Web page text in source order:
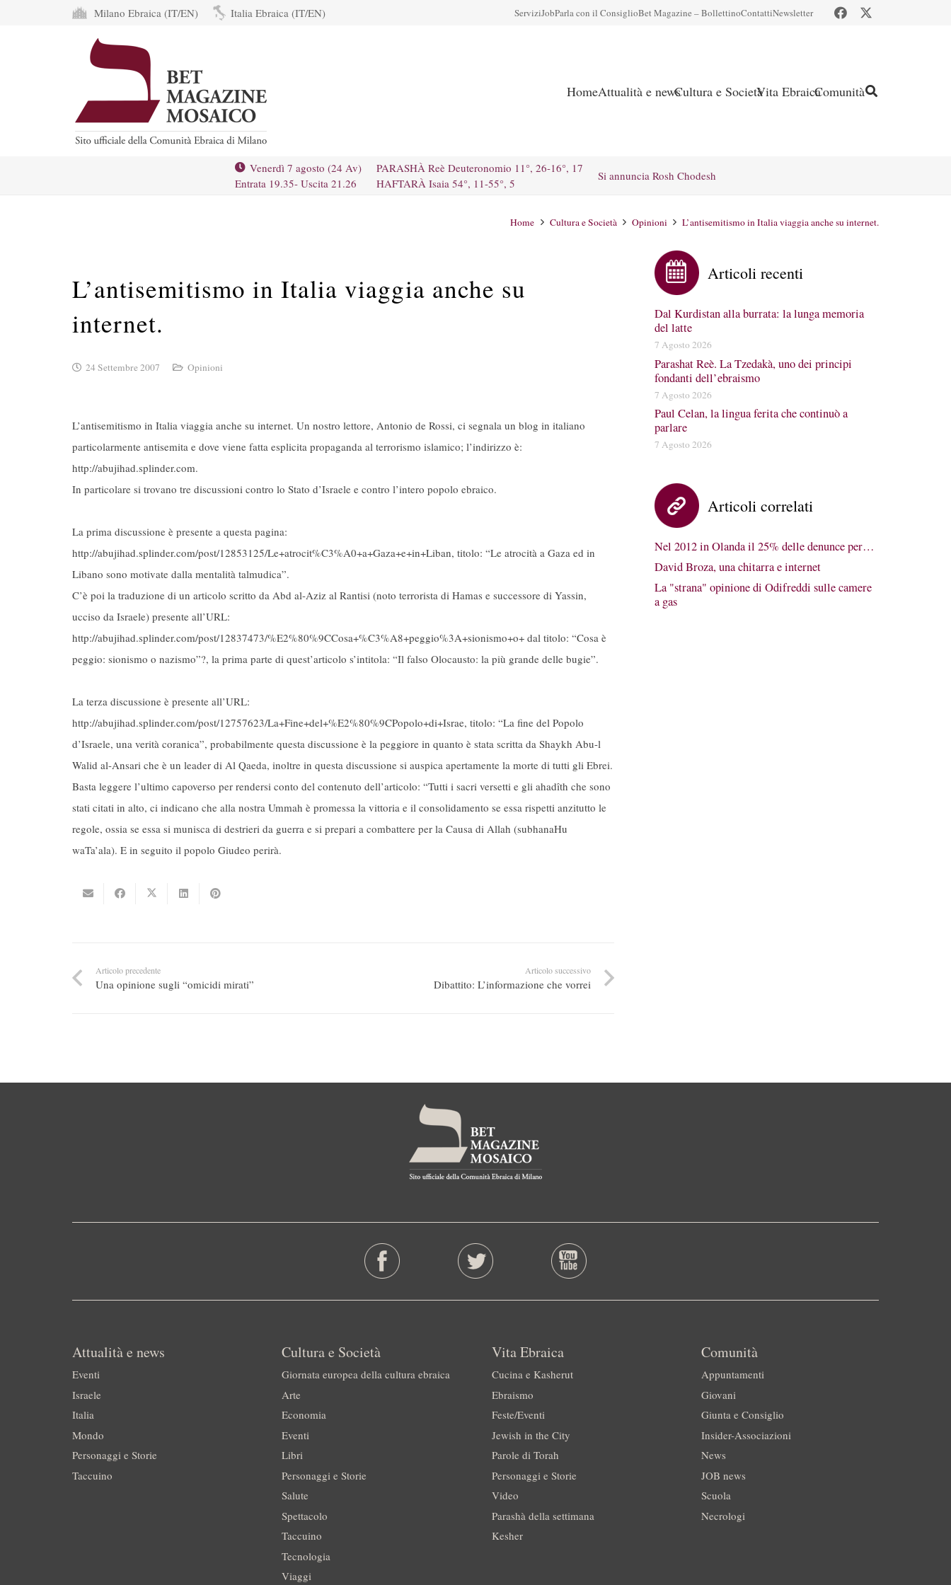
Milano Ebraica (IT/EN) Italia Ebraica (IT/EN) ServiziJobParla con il ConsiglioBet Magazine – BollettinoContattiNewsletter
HomeAttualità e newsCultura e SocietàVita EbraicaComunità
Venerdì 7 agosto (24 Av)
Entrata 19.35- Uscita 21.26
PARASHÀ Reè Deuteronomio 11°, 26-16°, 17
HAFTARÀ Isaia 54°, 11-55°, 5
Si annuncia Rosh Chodesh
Home Cultura e Società Opinioni L’antisemitismo in Italia viaggia anche su internet.
L’antisemitismo in Italia viaggia anche su
internet.
24 Settembre 2007 Opinioni
L’antisemitismo in Italia viaggia anche su internet. Un nostro lettore, Antonio de Rossi, ci segnala un blog in italiano
particolarmente antisemita e dove viene fatta esplicita propaganda al terrorismo islamico; l’indirizzo è:
http://abujihad.splinder.com.
In particolare si trovano tre discussioni contro lo Stato d’Israele e contro l’intero popolo ebraico.
La prima discussione è presente a questa pagina:
http://abujihad.splinder.com/post/12853125/Le+atrocit%C3%A0+a+Gaza+e+in+Liban, titolo: “Le atrocità a Gaza ed in
Libano sono motivate dalla mentalità talmudica”.
C’è poi la traduzione di un articolo scritto da Abd al-Aziz al Rantisi (noto terrorista di Hamas e successore di Yassin,
ucciso da Israele) presente all’URL:
http://abujihad.splinder.com/post/12837473/%E2%80%9CCosa+%C3%A8+peggio%3A+sionismo+o+ dal titolo: “Cosa è
peggio: sionismo o nazismo”?, la prima parte di quest’articolo s’intitola: “Il falso Olocausto: la più grande delle bugie”.
La terza discussione è presente all’URL:
http://abujihad.splinder.com/post/12757623/La+Fine+del+%E2%80%9CPopolo+di+Israe, titolo: “La fine del Popolo
d’Israele, una verità coranica”, probabilmente questa discussione è la peggiore in quanto è stata scritta da Shaykh Abu-l
Walid al-Ansari che è un leader di Al Qaeda, inoltre in questa discussione si auspica apertamente la morte di tutti gli Ebrei.
Basta leggere l’ultimo capoverso per rendersi conto del contenuto dell’articolo: “Tutti i sacri versetti e gli ahadîth che sono
stati citati in alto, ci indicano che alla nostra Ummah è promessa la vittoria e il consolidamento se essa rispetti anzitutto le
regole, ossia se essa si munisca di destrieri da guerra e si prepari a combattere per la Causa di Allah (subhanaHu
waTa’ala). E in seguito il popolo Giudeo perirà.
Articolo precedente
Una opinione sugli “omicidi mirati”
Articolo successivo
Dibattito: L’informazione che vorrei
Articoli recenti
Dal Kurdistan alla burrata: la lunga memoria
del latte
7 Agosto 2026
Parashat Reè. La Tzedakà, uno dei principi
fondanti dell’ebraismo
7 Agosto 2026
Paul Celan, la lingua ferita che continuò a
parlare
7 Agosto 2026
Articoli correlati
Nel 2012 in Olanda il 25% delle denunce per…
David Broza, una chitarra e internet
La "strana" opinione di Odifreddi sulle camere
a gas
Attualità e news
Eventi
Israele
Italia
Mondo
Personaggi e Storie
Taccuino
Cultura e Società
Giornata europea della cultura ebraica
Arte
Economia
Eventi
Libri
Personaggi e Storie
Salute
Spettacolo
Taccuino
Tecnologia
Viaggi
Vita Ebraica
Cucina e Kasherut
Ebraismo
Feste/Eventi
Jewish in the City
Parole di Torah
Personaggi e Storie
Video
Parashà della settimana
Kesher
Comunità
Appuntamenti
Giovani
Giunta e Consiglio
Insider-Associazioni
News
JOB news
Scuola
Necrologi